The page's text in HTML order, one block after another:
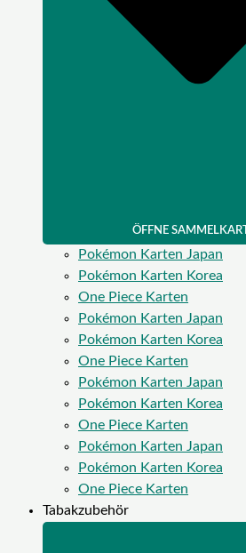
ÖFFNE
Pokémon Karten Japan
Pokémon Karten Korea
One Piece Karten
Pokémon Karten Japan
Pokémon Karten Korea
One Piece Karten
Pokémon Karten Japan
Pokémon Karten Korea
One Piece Karten
Pokémon Karten Japan
Pokémon Karten Korea
One Piece Karten
Tabakzubehör